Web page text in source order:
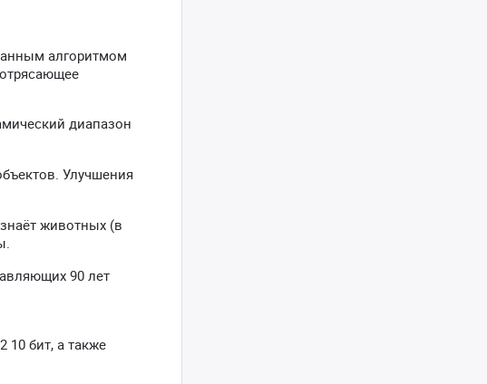
алгоритмом
диапазон
Улучшения
животных (в
90 лет
10 бит, а также